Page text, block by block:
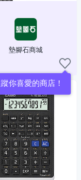
墊腳石商城
你喜愛的商店！